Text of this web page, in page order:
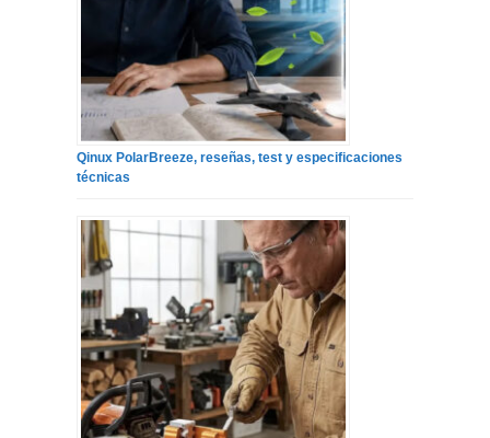
Qinux PolarBreeze, reseñas, test y especificaciones
técnicas